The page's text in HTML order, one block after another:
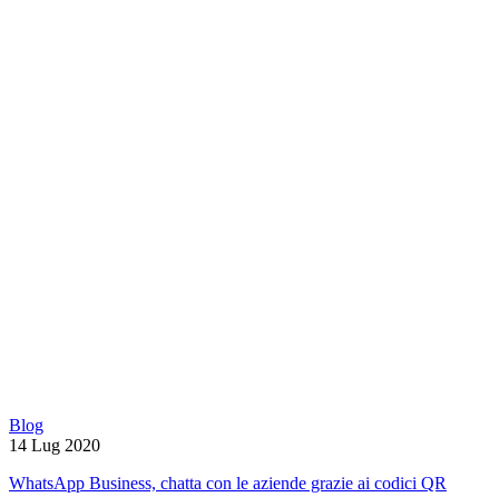
Blog
14 Lug 2020
WhatsApp Business, chatta con le aziende grazie ai codici QR